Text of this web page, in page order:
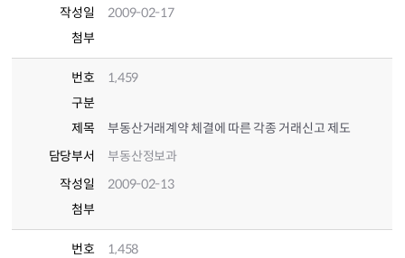
작성일
2009-02-17
첨부
번호
1,459
구분
제목
부동산거래계약 체결에 따른 각종 거래신고 제도
담당부서
부동산정보과
작성일
2009-02-13
첨부
번호
1,458